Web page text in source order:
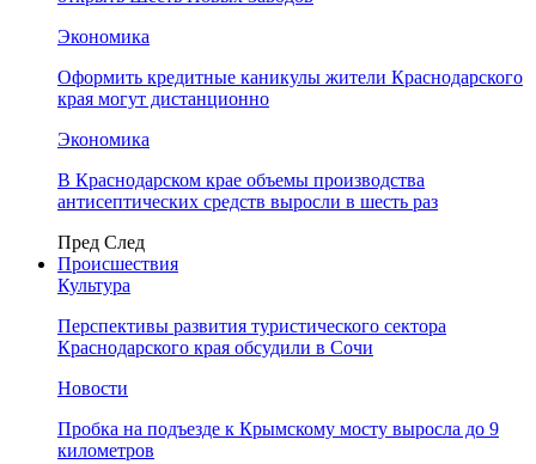
Экономика
Оформить кредитные каникулы жители Краснодарского
края могут дистанционно
Экономика
В Краснодарском крае объемы производства
антисептических средств выросли в шесть раз
Пред След
Происшествия
Культура
Перспективы развития туристического сектора
Краснодарского края обсудили в Сочи
Новости
Пробка на подъезде к Крымскому мосту выросла до 9
километров